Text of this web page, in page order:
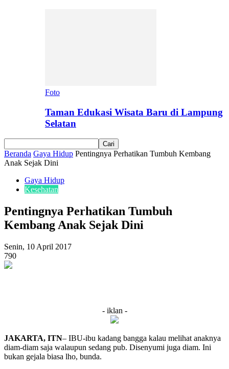
Foto
Taman Edukasi Wisata Baru di Lampung
Selatan
Beranda Gaya Hidup Pentingnya Perhatikan Tumbuh Kembang
Anak Sejak Dini
Gaya Hidup
Kesehatan
Pentingnya Perhatikan Tumbuh
Kembang Anak Sejak Dini
Senin, 10 April 2017
790
- iklan -
JAKARTA, ITN– IBU-ibu kadang bangga kalau melihat anaknya
diam-diam saja walaupun sedang pub. Disenyumi juga diam. Ini
bukan gejala biasa lho, bunda.